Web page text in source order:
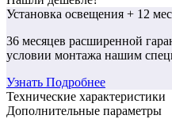
Установка освещения + 12
36 месяцев расширенной
условии монтажа нашим
Узнать Подробнее
Технические характеристики
Дополнительные параметры